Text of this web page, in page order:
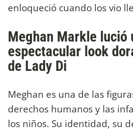
enloqueció cuando los vio
Meghan Markle lució
espectacular look
de Lady Di
Meghan es una de las
derechos humanos y las
los niños. Su identidad, su